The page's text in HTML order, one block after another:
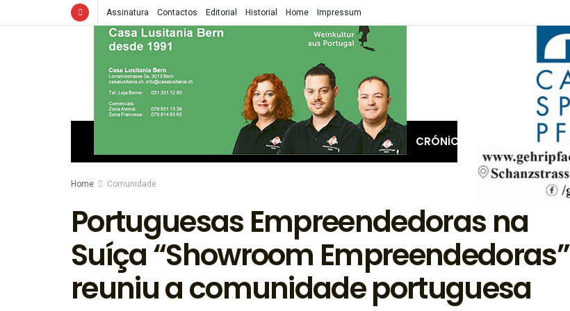
Assinatura Contactos Editorial Historial Home Impressum
INFORMAÇÃO COMUNIDADE CRÓNICAS ENTREVISTA
Home Comunidade
Portuguesas Empreendedoras na
Suíça “Showroom Empreendedoras”
reuniu a comunidade portuguesa